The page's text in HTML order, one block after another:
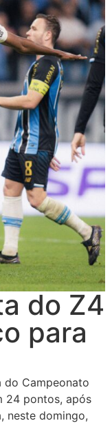
do Z4
para
do Campeonato
24 pontos, após
neste domingo,